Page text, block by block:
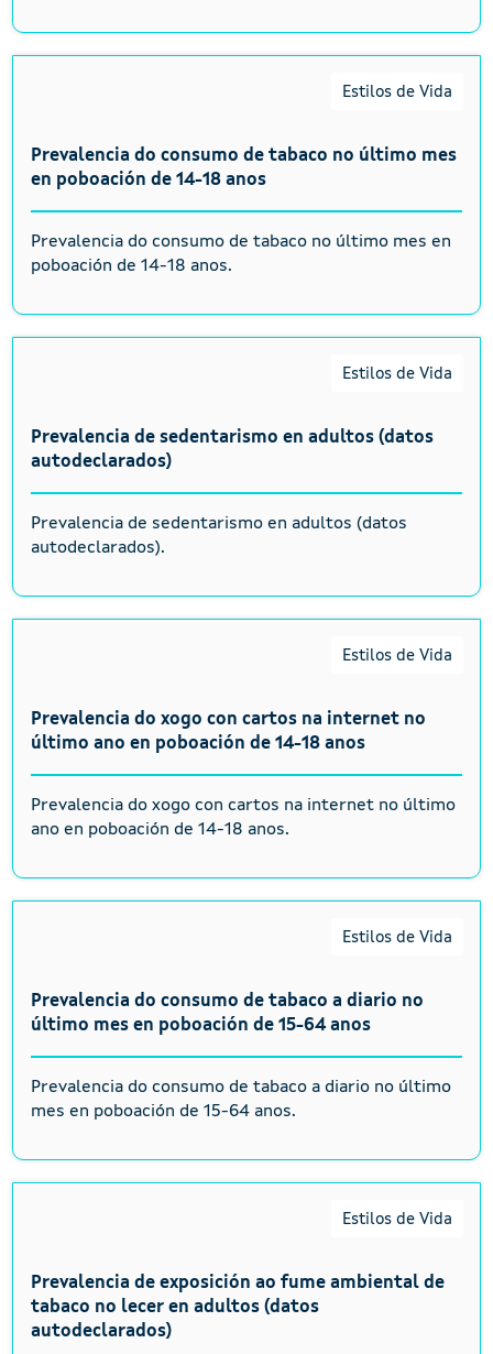
Estilos de Vida
Prevalencia do consumo de tabaco no último mes
en poboación de 14-18 anos
Prevalencia do consumo de tabaco no último mes en
poboación de 14-18 anos.
Estilos de Vida
Prevalencia de sedentarismo en adultos (datos
autodeclarados)
Prevalencia de sedentarismo en adultos (datos
autodeclarados).
Estilos de Vida
Prevalencia do xogo con cartos na internet no
último ano en poboación de 14-18 anos
Prevalencia do xogo con cartos na internet no último
ano en poboación de 14-18 anos.
Estilos de Vida
Prevalencia do consumo de tabaco a diario no
último mes en poboación de 15-64 anos
Prevalencia do consumo de tabaco a diario no último
mes en poboación de 15-64 anos.
Estilos de Vida
Prevalencia de exposición ao fume ambiental de
tabaco no lecer en adultos (datos
autodeclarados)